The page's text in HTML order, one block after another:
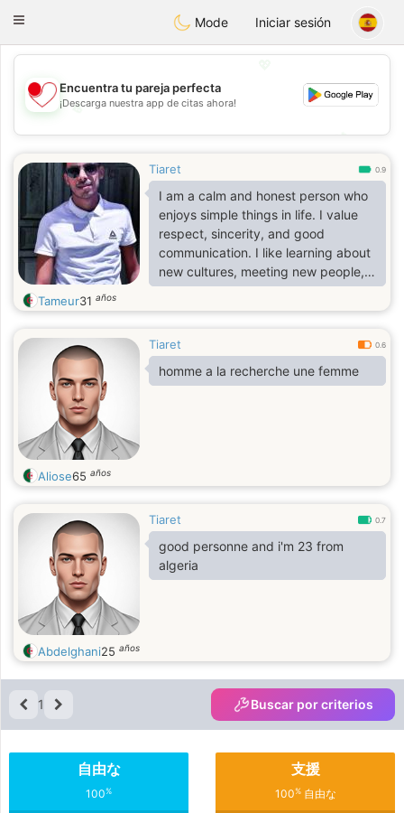
日本Chat
Toggle
Mode Iniciar sesión
💖
💕
Encuentra tu pareja perfecta
¡Descarga nuestra app de citas ahora!
Tiaret 0.9
I am a calm and honest person who
enjoys simple things in life. I value
respect, sincerity, and good
communication. I like learning about
new cultures, meeting new people,
and sharing positive moments. I am
here to make a genuine connection
Tameur31 años
Tiaret 0.6
homme a la recherche une femme
Aliose65 años
Tiaret 0.7
good personne and i'm 23 from
algeria
Abdelghani25 años
1 Buscar por criterios
自由な
100%
支援
100%自由な